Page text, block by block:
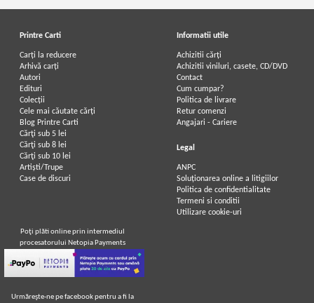
Printre Carti
Carți la reducere
Arhivă carți
Autori
Edituri
Colecții
Cele mai căutate cărți
Blog Printre Carti
Cărţi sub 5 lei
Cărţi sub 8 lei
Cărţi sub 10 lei
Artiști/Trupe
Case de discuri
Informatii utile
Achizitii cărți
Achizitii viniluri, casete, CD/DVD
Contact
Cum cumpar?
Politica de livrare
Retur comenzi
Angajari - Cariere
Legal
ANPC
Soluționarea online a litigiilor
Politica de confidentialitate
Termeni si conditii
Utilizare cookie-uri
Poţi plăti online prin intermediul
procesatorului Netopia Payments
Urmăreşte-ne pe facebook pentru a fi la